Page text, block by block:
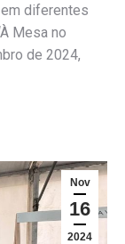
diferentes
Mesa no
de 2024,
Nov
16
2024